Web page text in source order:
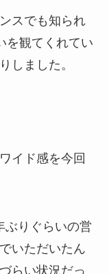
スでも知られ
を観てくれてい
しました。
イド感を今回
ぶりぐらいの営
いただいたん
らい状況だっ